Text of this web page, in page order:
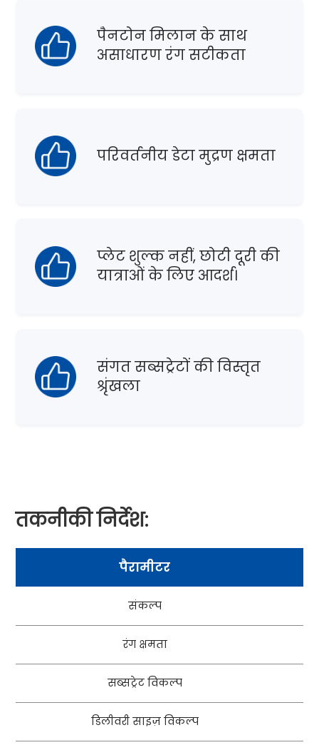
पैनटोन मिलान के साथ
असाधारण रंग सटीकता
परिवर्तनीय डेटा मुद्रण क्षमता
प्लेट शुल्क नहीं, छोटी दूरी की
यात्राओं के लिए आदर्श।
संगत सब्सट्रेटों की विस्तृत
श्रृंखला
तकनीकी निर्देश:
पैरामीटर
संकल्प
रंग क्षमता
सब्सट्रेट विकल्प
डिलीवरी साइज़ विकल्प